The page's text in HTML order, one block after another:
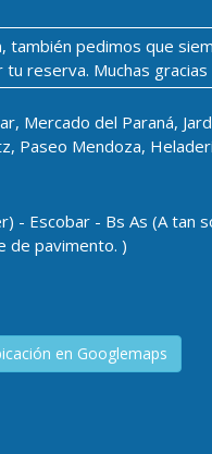
también pedimos que
reserva. Muchas gracias
Mercado del Paraná,
Mendoza,
Escobar - Bs As (A tan
de pavimento. )
en Googlemaps